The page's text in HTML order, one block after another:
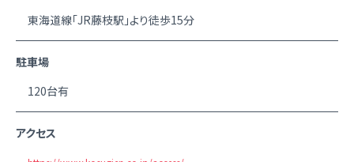
東海道線「JR藤枝駅」より徒歩15分
駐車場
120台有
アクセス